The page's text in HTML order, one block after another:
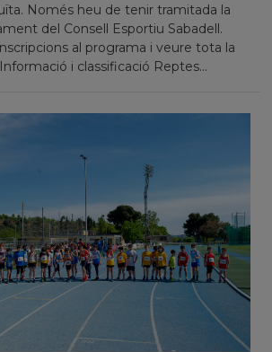
Només heu de tenir tramitada la
del Consell Esportiu Sabadell.
al programa i veure tota la
i classificació Reptes...